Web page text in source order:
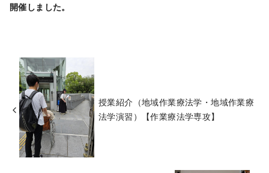
開催しました。
授業紹介（地域作業療法学・地域作業療
法学演習）【作業療法学専攻】